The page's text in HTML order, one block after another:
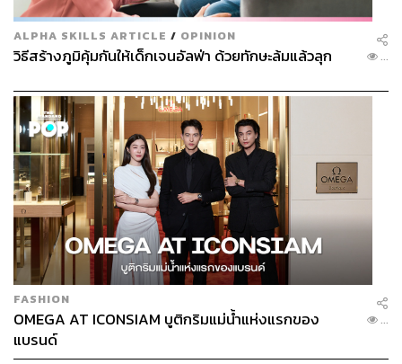
ALPHA SKILLS ARTICLE / OPINION
วิธีสร้างภูมิคุ้มกันให้เด็กเจนอัลฟ่า ด้วยทักษะล้มแล้วลุก ...
FASHION
OMEGA AT ICONSIAM บูติกริมแม่น้ำแห่งแรกของ
แบรนด์
...